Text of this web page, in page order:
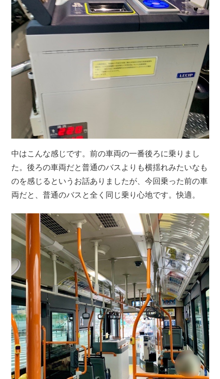
中はこんな感じです。前の車両の一番後ろに乗りまし
た。後ろの車両だと普通のバスよりも横揺れみたいなも
のを感じるというお話ありましたが、今回乗った前の車
両だと、普通のバスと全く同じ乗り心地です。快適。